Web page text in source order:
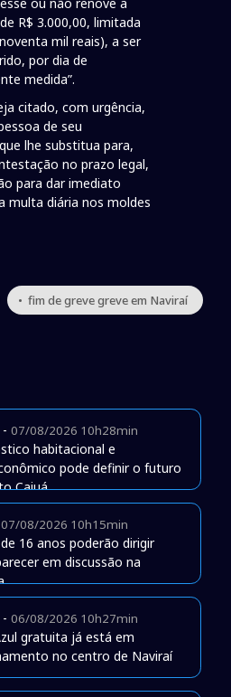
R$ 3.000,00, limitada
mil reais), a ser
por dia de
medida”.
citado, com urgência,
de seu
lhe substitua para,
no prazo legal,
para dar imediato
multa diária nos moldes
• fim de greve greve em Naviraí
07/08/2026 10h28min
habitacional e
pode definir o futuro
Caiuá
07/08/2026 10h15min
de 16 anos poderão dirigir
em discussão na
06/08/2026 10h27min
gratuita já está em
no centro de Naviraí